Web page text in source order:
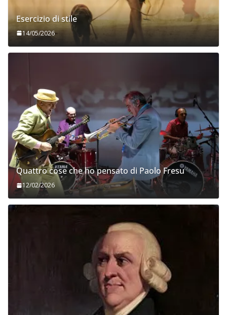
Esercizio di stile
14/05/2026
Quattro cose che ho pensato di Paolo Fresu
12/02/2026